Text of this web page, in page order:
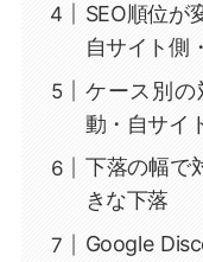
SEO順位が
自サイト側
ケース別
動・自サイ
下落の幅で
きな下落
Google